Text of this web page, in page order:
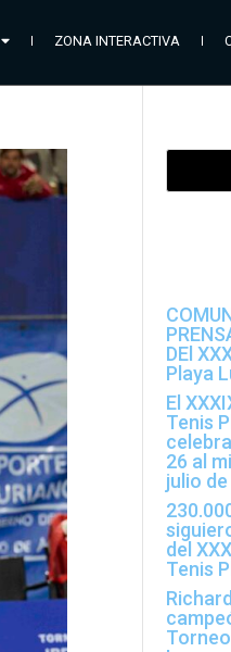
ZONA INTERACTIVA
DEl
Playa
El
Tenis
26 al
julio
del
Tenis